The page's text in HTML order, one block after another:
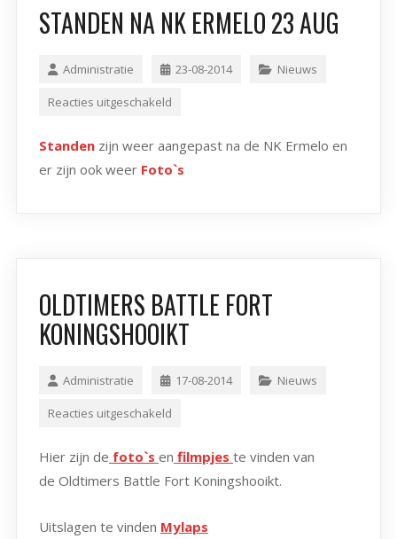
STANDEN NA NK ERMELO 23 AUG
Administratie 23-08-2014 Nieuws
Reacties uitgeschakeld
Standen zijn weer aangepast na de NK Ermelo en
er zijn ook weer Foto`s
OLDTIMERS BATTLE FORT
KONINGSHOOIKT
Administratie 17-08-2014 Nieuws
Reacties uitgeschakeld
Hier zijn de foto`s en filmpjes te vinden van
de Oldtimers Battle Fort Koningshooikt.
Uitslagen te vinden Mylaps